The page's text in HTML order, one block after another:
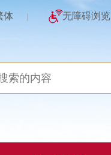
体 | 无障碍浏览